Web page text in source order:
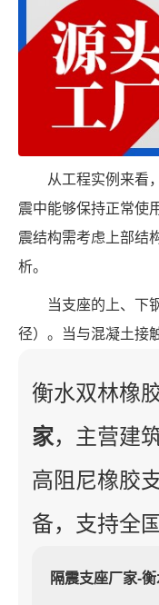
从工程实例来看
震中能够保持正常使
震结构需考虑上部结
析。
当支座的上、下
径）。当与混凝土接
衡水双林橡
家，主营建
高阻尼橡胶
备，支持全
隔震支座厂家-